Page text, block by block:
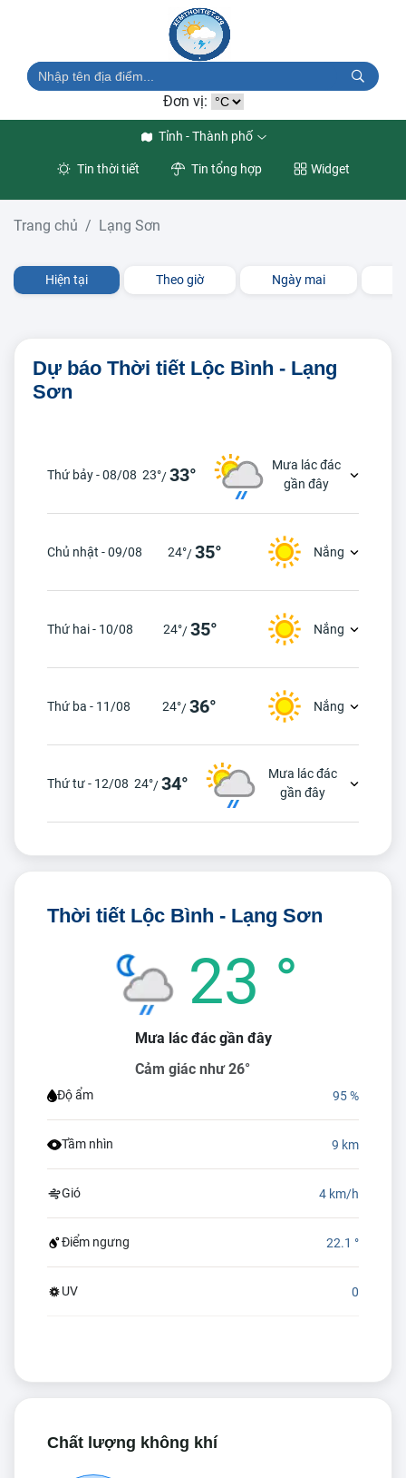
Đơn vị:
Tỉnh - Thành phố
Tin thời tiết Tin tổng hợp Widget
Trang chủ Lạng Sơn
Hiện tại Theo giờ Ngày mai
Dự báo Thời tiết Lộc Bình - Lạng
Sơn
Thứ bảy - 08/08 23°/33°
Mưa lác đác
gần đây
Chủ nhật - 09/08 24°/35° Nắng
Thứ hai - 10/08 24°/35° Nắng
Thứ ba - 11/08 24°/36° Nắng
Thứ tư - 12/08 24°/34°
Mưa lác đác
gần đây
Thời tiết Lộc Bình - Lạng Sơn
23 °
Mưa lác đác gần đây
Cảm giác như 26°
Độ ẩm 95 %
Tầm nhìn 9 km
Gió 4 km/h
Điểm ngưng 22.1 °
UV 0
Chất lượng không khí